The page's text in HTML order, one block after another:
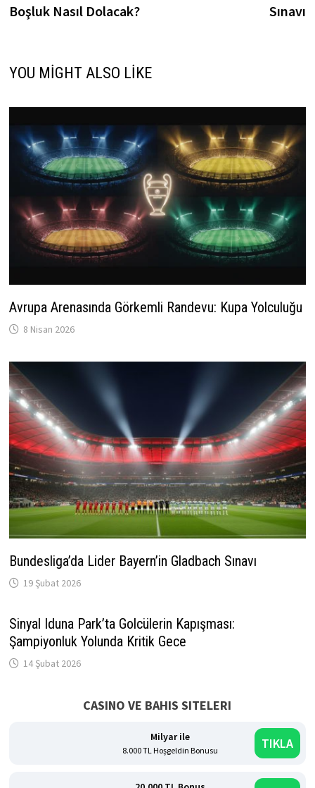
Boşluk Nasıl Dolacak?
Sınavı
YOU MIGHT ALSO LIKE
Avrupa Arenasında Görkemli Randevu: Kupa Yolculuğu
8 Nisan 2026
Bundesliga’da Lider Bayern’in Gladbach Sınavı
19 Şubat 2026
Sinyal Iduna Park’ta Golcülerin Kapışması:
Şampiyonluk Yolunda Kritik Gece
14 Şubat 2026
CASINO VE BAHIS SITELERI
Milyar ile
8.000 TL Hoşgeldin Bonusu TIKLA